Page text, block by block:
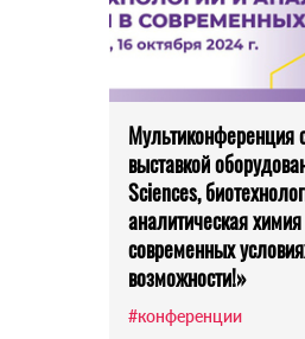
Мультиконференция
выставкой
Sciences,
аналитическая
современных
возможности!»
#конференции